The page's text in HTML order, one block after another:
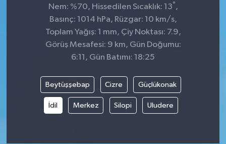
Nem: %70, Hissedilen Sıcaklık: 13° ,
Basınç: 1014 hPa, Rüzgar: 10 km/s,
Toplam Yağış: 1 mm, Çiy Noktası: 7.9,
Görüş Mesafesi: 9 km, Gün Doğumu:
6:11, Gün Batımı: 18:25
Beytüşşebap Cizre Güçlükonak
İdil Merkez Silopi Uludere
SOLHAN
SPOR
YAYLADERE
YEDİSU